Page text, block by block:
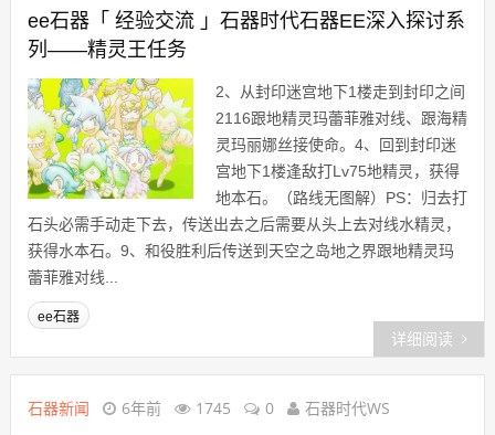
ee石器「 经验交流 」石器时代石器EE深入探讨系
列——精灵王任务
2、从封印迷宫地下1楼走到封印之间
2116跟地精灵玛蕾菲雅对线、跟海精
灵玛丽娜丝接使命。4、回到封印迷
宫地下1楼逢敌打Lv75地精灵，获得
地本石。（路线无图解）PS：归去打
石头必需手动走下去，传送出去之后需要从头上去对线水精灵，
获得水本石。9、和役胜利后传送到天空之岛地之界跟地精灵玛
蕾菲雅对线...
ee石器
详细阅读
石器新闻 6年前 1745 0 石器时代WS